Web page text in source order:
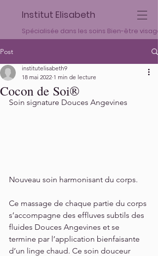
Institut Elisabeth
Spécialisée dans les soins Bien-être
Post
Cocon de Soi®
institutelisabeth9
18 mai 2022 1 min de lecture
Soin signature Douces Angevines
Nouveau soin harmonisant du corps.
Ce massage de chaque partie du corps
s’accompagne des effluves subtils des
fluides Douces Angevines et se
termine par l’application bienfaisante
d’un linge chaud. Ce soin douceur